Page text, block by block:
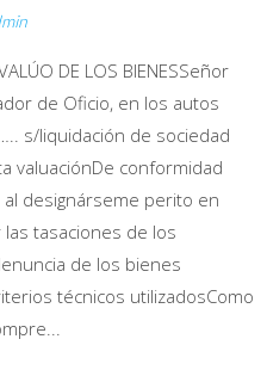
DE LOS BIENESSeñor
de Oficio, en los autos
s/liquidación de sociedad
valuaciónDe conformidad
designárseme perito en
tasaciones de los
de los bienes
técnicos utilizadosComo